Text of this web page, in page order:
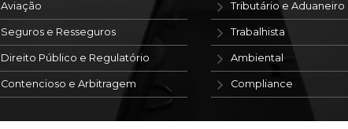
Aviação
Seguros e Resseguros
Direito Público e Regulatório
Contencioso e Arbitragem
Tributário e Aduaneiro
Trabalhista
Ambiental
Compliance